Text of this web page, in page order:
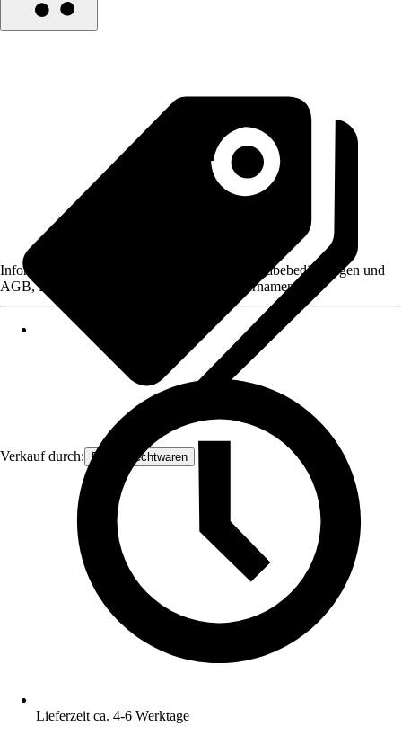
Verkauf durch: Frank Flechtwaren
Informationen des Verkäufers, wie z. B. Rückgabebedingungen und
AGB, finden Sie bei Klick auf den Verkäufernamen.
Lieferzeit ca. 4-6 Werktage